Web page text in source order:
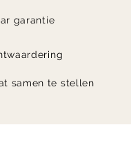
garantie
samen te stellen